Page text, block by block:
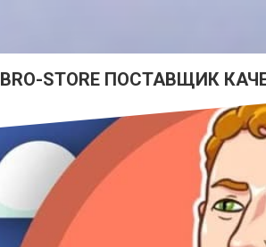
BRO-STORE ПОСТАВЩИК